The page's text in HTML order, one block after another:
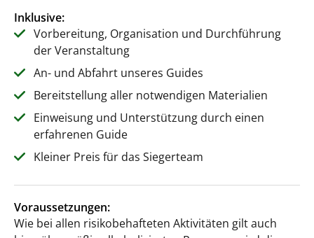
Inklusive:
Vorbereitung, Organisation und Durchführung
der Veranstaltung
An- und Abfahrt unseres Guides
Bereitstellung aller notwendigen Materialien
Einweisung und Unterstützung durch einen
erfahrenen Guide
Kleiner Preis für das Siegerteam
Voraussetzungen:
Wie bei allen risikobehafteten Aktivitäten gilt auch